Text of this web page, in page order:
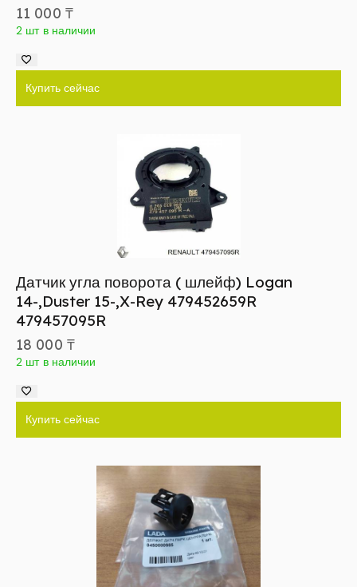
11 000 ₸
2 шт в наличии
Купить сейчас
Датчик угла поворота ( шлейф) Logan
14-,Duster 15-,X-Rey 479452659R
479457095R
18 000 ₸
2 шт в наличии
Купить сейчас